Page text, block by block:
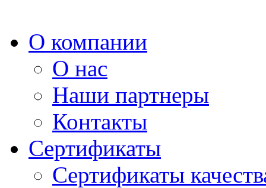
О компании
О нас
Наши партнеры
Контакты
Сертификаты
Сертификаты